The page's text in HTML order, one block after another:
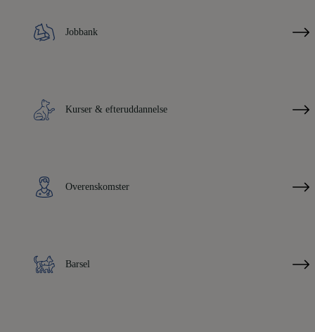
Jobbank
Kurser & efteruddannelse
Overenskomster
Barsel